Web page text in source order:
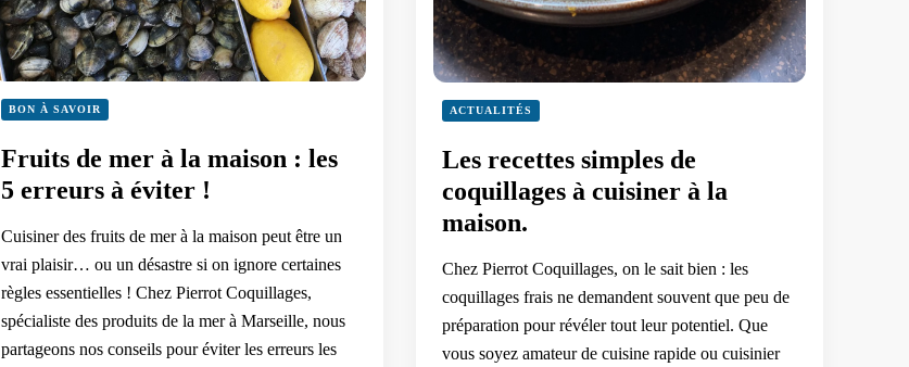
BON À SAVOIR
Fruits de mer à la maison : les
5 erreurs à éviter !
Cuisiner des fruits de mer à la maison peut être un
vrai plaisir… ou un désastre si on ignore certaines
règles essentielles ! Chez Pierrot Coquillages,
spécialiste des produits de la mer à Marseille, nous
partageons nos conseils pour éviter les erreurs les
ACTUALITÉS
Les recettes simples de
coquillages à cuisiner à la
maison.
Chez Pierrot Coquillages, on le sait bien : les
coquillages frais ne demandent souvent que peu de
préparation pour révéler tout leur potentiel. Que
vous soyez amateur de cuisine rapide ou cuisinier